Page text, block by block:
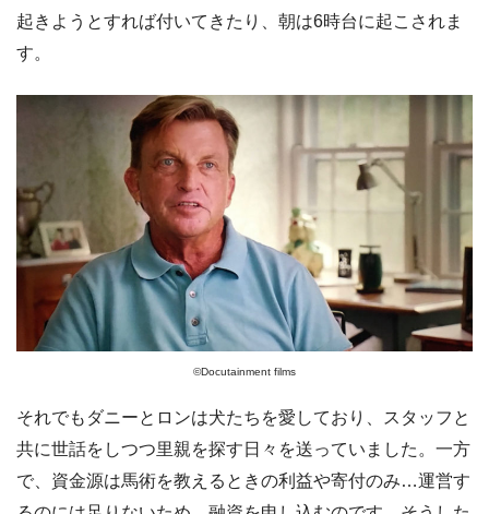
起きようとすれば付いてきたり、朝は6時台に起こされま
す。
©️Docutainment films
それでもダニーとロンは犬たちを愛しており、スタッフと
共に世話をしつつ里親を探す日々を送っていました。一方
で、資金源は馬術を教えるときの利益や寄付のみ…運営す